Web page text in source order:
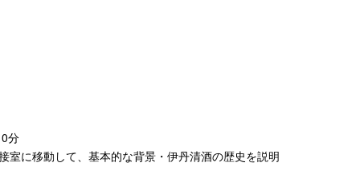
分
室に移動して、基本的な背景・伊丹清酒の歴史を説明